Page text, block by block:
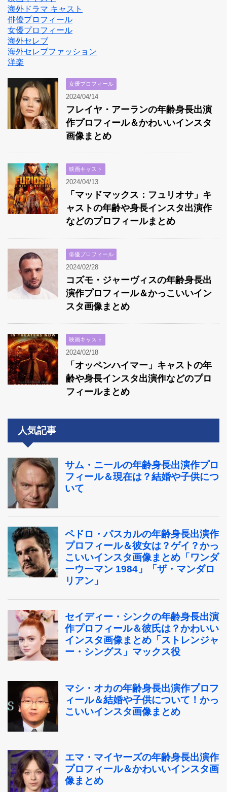
海外ドラマ キャスト
俳優プロフィール
女優プロフィール
海外セレブ
海外セレブファッション
洋楽
女優プロフィール
2024/04/14
フレイヤ・アーランの年齢身長出演
作プロフィール＆かわいいインスタ
画像まとめ
映画キャスト
2024/04/13
「マッドマックス：フュリオサ」キ
ャストの年齢や身長インスタ出演作
などのプロフィールまとめ
俳優プロフィール
2024/02/28
コズモ・ジャーヴィスの年齢身長出
演作プロフィール＆かっこいいイン
スタ画像まとめ
映画キャスト
2024/02/18
「オッペンハイマー」キャストの年
齢や身長インスタ出演作などのプロ
フィールまとめ
人気記事